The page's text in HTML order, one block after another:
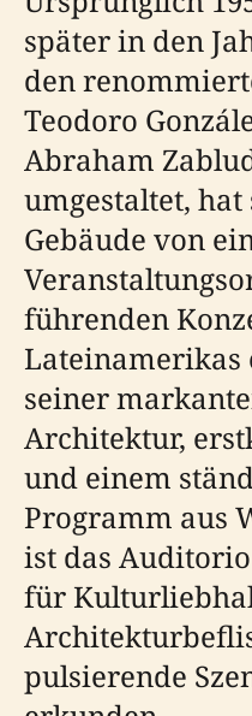
später in den
den
Teodoro
Abraham
umgestaltet, hat
Gebäude von
führenden
seiner
Architektur,
und einem
Programm aus
ist das
für
pulsierende